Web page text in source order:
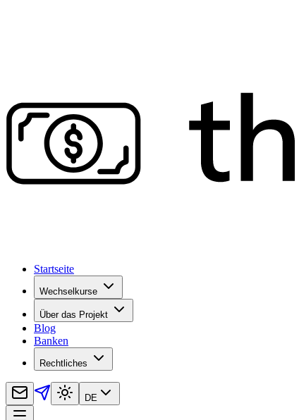
Startseite
Wechselkurse
Über das Projekt
Blog
Banken
Rechtliches
DE